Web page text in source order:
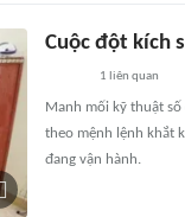
Cuộc đột kích
1 liên quan
Manh mối kỹ thuật số
theo mệnh lệnh khắt
đang vận hành.